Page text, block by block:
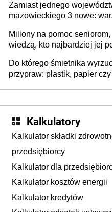
Zamiast jednego
mazowieckiego 3 nowe:
Europie nie ma tak dużych
stołecznych
Miliony na pomoc
wiedzą, kto najbardziej jej
Do którego śmietnika
przypraw: plastik, papier
Kalkulatory
Kalkulator składki
przedsiębiorcy
Kalkulator dla
Kalkulator kosztów energii
Kalkulator kredytów